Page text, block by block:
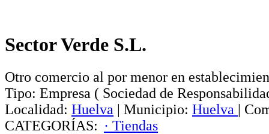
Sector Verde S.L.
Otro comercio al por menor en
Tipo: Empresa ( Sociedad de
Localidad: Huelva | Municipio: Huelva |
CATEGORÍAS: · Tiendas